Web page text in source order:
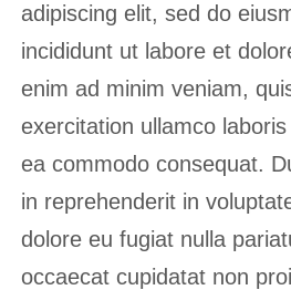
adipiscing elit, sed do
incididunt ut labore et
enim ad minim veniam,
exercitation ullamco
ea commodo consequat.
in reprehenderit in
dolore eu fugiat nulla
occaecat cupidatat non